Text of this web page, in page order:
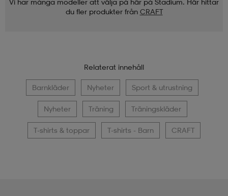
Vi har många modeller att välja på här på Stadium. Här hittar
du fler produkter från CRAFT
Relaterat innehåll
Barnkläder Nyheter Sport & utrustning
Nyheter Träning Träningskläder
T-shirts & toppar T-shirts - Barn CRAFT